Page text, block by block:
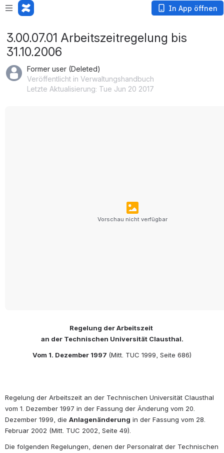
In App öffnen
3.00.07.01 Arbeitszeitregelung bis
31.10.2006
Former user (Deleted)
Veröffentlicht in Verwaltungshandbuch
Letzte Aktualisierung: Tue Jun 20 2017
Vorschau nicht verfügbar
Regelung der Arbeitszeit
an der Technischen Universität Clausthal.
Vom 1. Dezember 1997 (Mitt. TUC 1999, Seite 686)
Regelung der Arbeitszeit an der Technischen Universität Clausthal
vom 1. Dezember 1997 in der Fassung der Änderung vom 20.
Dezember 1999, die Anlagenänderung in der Fassung vom 28.
Februar 2002 (Mitt. TUC 2002, Seite 49).
Die folgenden Regelungen, denen der Personalrat der Technischen